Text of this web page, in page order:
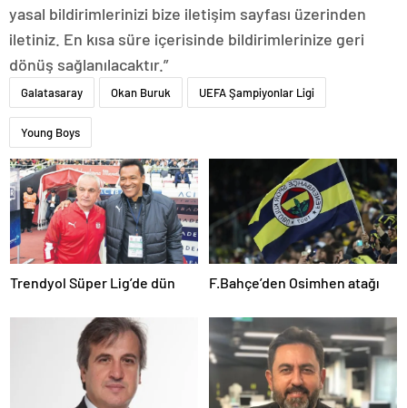
yasal bildirimlerinizi bize iletişim sayfası üzerinden
iletiniz. En kısa süre içerisinde bildirimlerinize geri
dönüş sağlanılacaktır.”
Galatasaray Okan Buruk UEFA Şampiyonlar Ligi
Young Boys
Trendyol Süper Lig’de dün F.Bahçe’den Osimhen atağı